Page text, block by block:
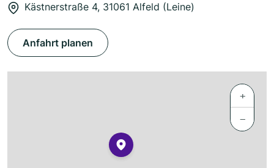
Kästnerstraße 4, 31061 Alfeld (Leine)
Anfahrt planen
+
−